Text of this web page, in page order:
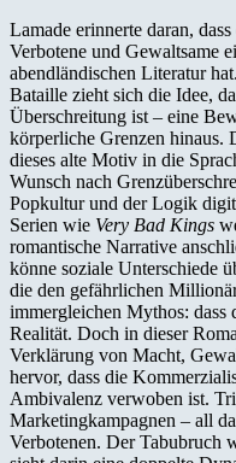
Lamade erinnerte daran,
Verbotene und Gewaltsame
abendländischen Literatur
Bataille zieht sich die Idee,
Überschreitung ist – eine
körperliche Grenzen hinaus.
dieses alte Motiv in die
Wunsch nach
Popkultur und der Logik
Serien wie Very Bad Kings
romantische Narrative
könne soziale Unterschiede
die den gefährlichen
immergleichen Mythos: dass
Realität. Doch in dieser
Verklärung von Macht,
hervor, dass die
Ambivalenz verwoben ist.
Marketingkampagnen – all
Verbotenen. Der Tabubruch